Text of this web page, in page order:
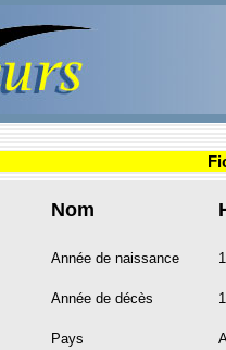
Nom
Année de naissance
Année de décès
Pays